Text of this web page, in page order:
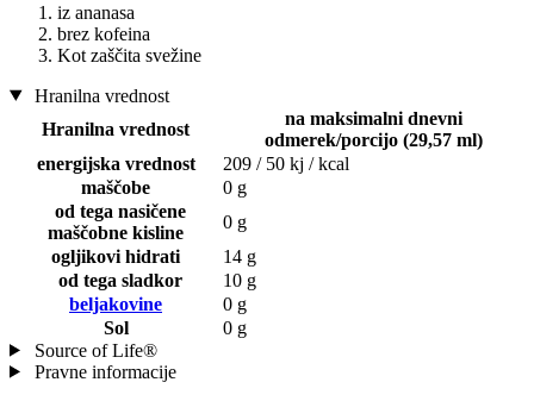
iz ananasa
brez kofeina
Kot zaščita svežine
Hranilna vrednost
Hranilna vrednost
na maksimalni dnevni
odmerek/porcijo (29,57 ml)
energijska vrednost
209 / 50 kj / kcal
maščobe
0 g
od tega nasičene
maščobne kisline
0 g
ogljikovi hidrati
14 g
od tega sladkor
10 g
beljakovine
0 g
Sol
0 g
Source of Life®
Pravne informacije